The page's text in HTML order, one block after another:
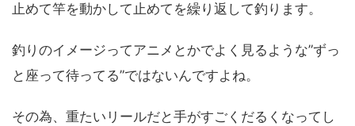
止めて竿を動かして止めてを繰り返して釣ります。
釣りのイメージってアニメとかでよく見るような”ずっ
と座って待ってる”ではないんですよね。
その為、重たいリールだと手がすごくだるくなってし